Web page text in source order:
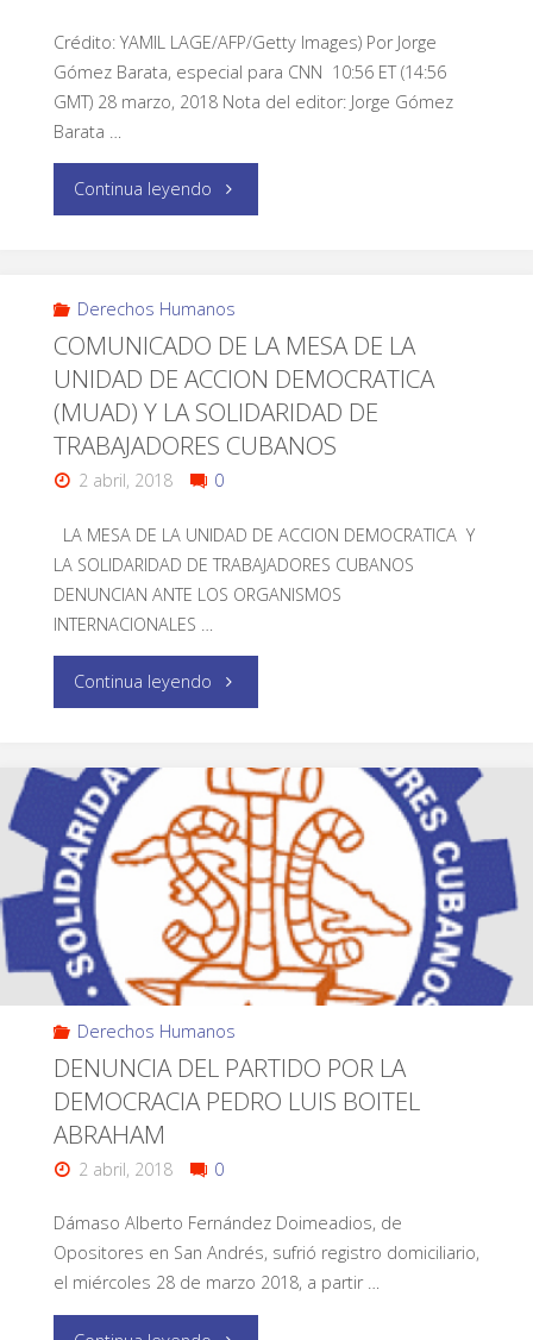
Crédito: YAMIL LAGE/AFP/Getty Images) Por Jorge
Gómez Barata, especial para CNN 10:56 ET (14:56
GMT) 28 marzo, 2018 Nota del editor: Jorge Gómez
Barata …
Continua leyendo
Derechos Humanos
COMUNICADO DE LA MESA DE LA
UNIDAD DE ACCION DEMOCRATICA
(MUAD) Y LA SOLIDARIDAD DE
TRABAJADORES CUBANOS
2 abril, 2018 0
LA MESA DE LA UNIDAD DE ACCION DEMOCRATICA Y
LA SOLIDARIDAD DE TRABAJADORES CUBANOS
DENUNCIAN ANTE LOS ORGANISMOS
INTERNACIONALES …
Continua leyendo
Derechos Humanos
DENUNCIA DEL PARTIDO POR LA
DEMOCRACIA PEDRO LUIS BOITEL
ABRAHAM
2 abril, 2018 0
Dámaso Alberto Fernández Doimeadios, de
Opositores en San Andrés, sufrió registro domiciliario,
el miércoles 28 de marzo 2018, a partir …